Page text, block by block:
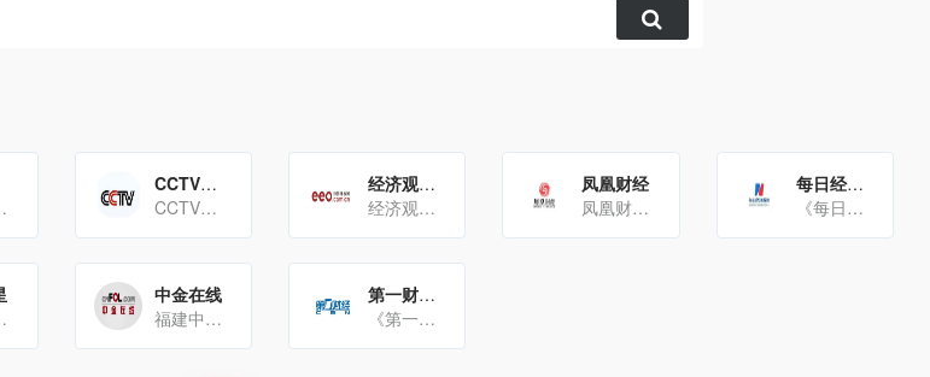
证券报社是新华社主管的全[…]
CCTV经济频道
CCTV经济频道即中央广播电视总台央视财经频道，频道呼号为CCTV-2，以下是详细介绍：发展历程197[…]
经济观察网
经济观察网是《经济观察报》旗下的电子商业资讯平台，以下是关于它的详细介绍：平台特色内容专业理性：以理性、建[…]
凤凰财经
凤凰财经主要指凤凰网财经频道，以下是关于它的详细介绍：媒体平台凤凰网财经频道：是凤凰网旗下的财经频道，成立[…]
每日经济新闻
《每日经济新闻》是中国首家专注于公司新闻和理财服务的都市财经日报，以下是关于它的详细介绍：基本信息创刊时间[…]
融在线的旗下网站产品与[…]
中金在线
福建中金在线网络股份有限公司成立于2003年3月，自2004年12月起运营垂直财经网站中金在线[…]
第一财经日报
《第一财经日报》是中国的一份重要财经日报，以下是对其的详细介绍：一、基本信息创刊时间：2004年11月主[…]